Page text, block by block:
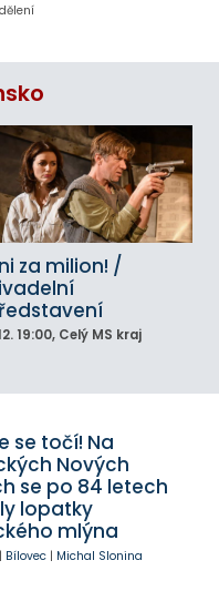
za milion! /
19:00, Celý MS kraj
se točí! Na
Nových
se po 84 letech
lopatky
mlýna
| Bílovec| Michal Slonina